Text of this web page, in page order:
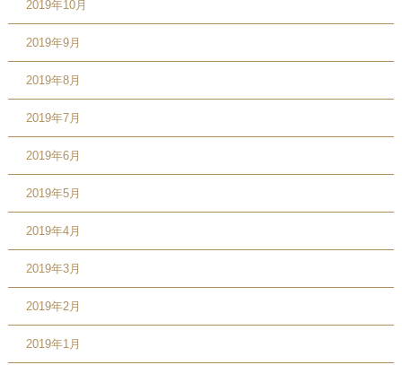
2019年10月
2019年9月
2019年8月
2019年7月
2019年6月
2019年5月
2019年4月
2019年3月
2019年2月
2019年1月